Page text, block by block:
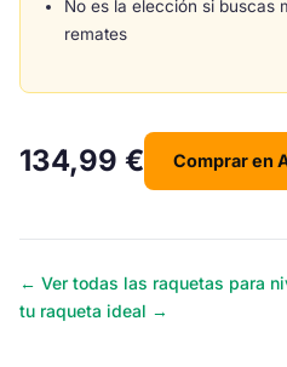
No es la elección si buscas
remates
134,99 € Comprar en
← Ver todas las raquetas para
tu raqueta ideal →